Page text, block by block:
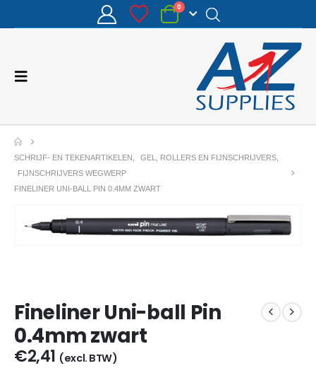
0
SCHRIJF- EN TEKENARTIKELEN GEL, ROLLERS EN FIJNSCHRIJVERS
FIJNSCHRIJVERS WEGWERP
FINELINER UNI-BALL PIN 0.4MM ZWART
Fineliner Uni-ball Pin
0.4mm zwart
€2,41 (excl. BTW)